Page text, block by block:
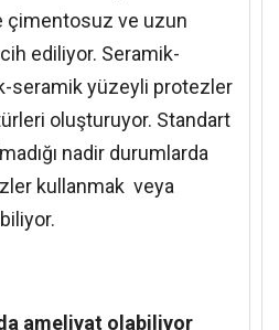
çimentosuz ve uzun
ediliyor. Seramik-
seramik yüzeyli protezler
oluşturuyor. Standart
nadir durumlarda
kullanmak veya
ameliyat olabiliyor